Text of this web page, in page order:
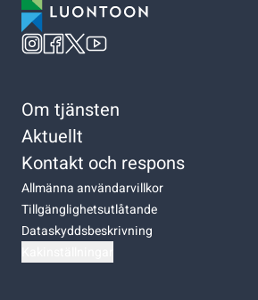
Om tjänsten
Aktuellt
Kontakt och respons
Allmänna användarvillkor
Tillgänglighetsutlåtande
Dataskyddsbeskrivning